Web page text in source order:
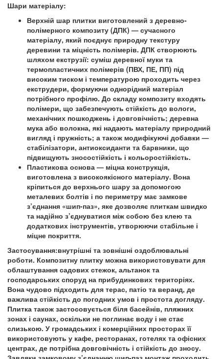
Шари матеріалу:
Верхній шар плитки виготовлений з деревно-
полімерного композиту (ДПК) — сучасного
матеріалу, який поєднує природну текстуру
деревини та міцність полімерів. ДПК створюють
шляхом екструзії: суміш деревної муки та
термопластичних полімерів (ПВХ, ПЕ, ПП) під
високим тиском і температурою проходить через
екструдери, формуючи однорідний матеріал
потрібного профілю. До складу композиту входять
полімери, що забезпечують стійкість до вологи,
механічних пошкоджень і довговічність; деревна
мука або волокна, які надають матеріалу природний
вигляд і пружність; а також модифікуючі добавки —
стабілізатори, антиоксиданти та барвники, що
підвищують зносостійкість і кольоростійкість.
Пластикова основа — міцна конструкція,
виготовлена з високоякісного матеріалу. Вона
кріпиться до верхнього шару за допомогою
металевих болтів і по периметру має замкове
з’єднання «шип-паз», яке дозволяє плиткам швидко
та надійно з’єднуватися між собою без клею та
додаткових інструментів, утворюючи стабільне і
міцне покриття.
Застосування:внутрішні та зовнішні оздоблювальні
роботи. Композитну плитку можна використовувати для
облаштування садових стежок, альтанок та
господарських споруд на прибудинкових територіях.
Вона чудово підходить для терас, патіо та веранд, де
важлива стійкість до погодних умов і простота догляду.
Плитка також застосовується біля басейнів, пляжних
зонах і саунах, оскільки не поглинає воду і не стає
слизькою. У громадських і комерційних просторах її
використовують у кафе, ресторанах, готелях та офісних
центрах, де потрібна довговічність і стійкість до зносу.